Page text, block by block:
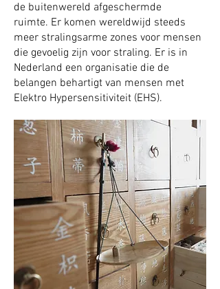
de buitenwereld afgeschermde
ruimte. Er komen wereldwijd steeds
meer stralingsarme zones voor mensen
die gevoelig zijn voor straling. Er is in
Nederland een organisatie die de
belangen behartigt van mensen met
Elektro Hypersensitiviteit (EHS).